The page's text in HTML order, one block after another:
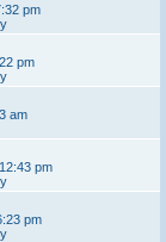
pm
pm
am
pm
pm